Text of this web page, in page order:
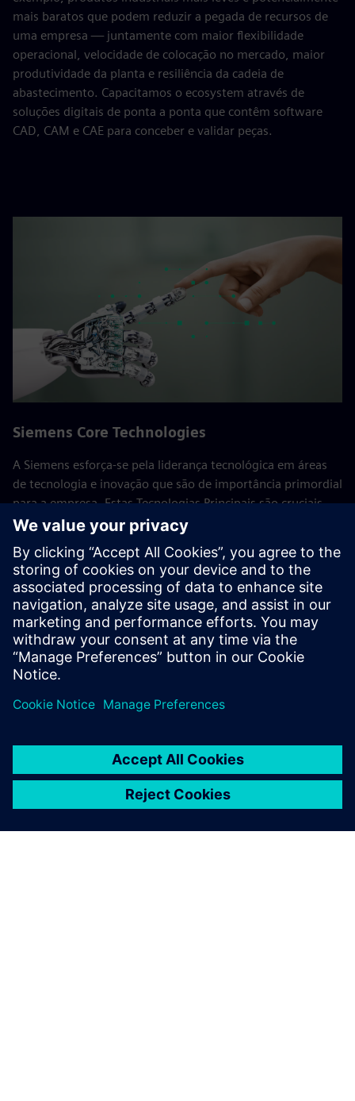
mais baratos que podem reduzir a pegada de recursos de
uma empresa — juntamente com maior flexibilidade
operacional, velocidade de colocação no mercado, maior
produtividade da planta e resiliência da cadeia de
abastecimento. Capacitamos o ecosystem através de
soluções digitais de ponta a ponta que contêm software
CAD, CAM e CAE para conceber e validar peças.
Siemens Core Technologies
A Siemens esforça-se pela liderança tecnológica em áreas
de tecnologia e inovação que são de importância primordial
para a empresa. Estas Tecnologias Principais são cruciais
para o sucesso a longo prazo da Siemens e dos seus
global de tecnologia e das várias empresas trabalham aqui
em conjunto, consolidando as atividades de I&D da
empresa.
Voltar a todas as Siemens Core Technologies